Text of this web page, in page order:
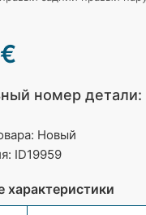
€
номер детали:
Новый
ID19959
характеристики